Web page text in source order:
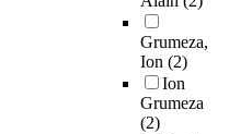
Grumeza,
Ion (2)
Ion
Grumeza
(2)